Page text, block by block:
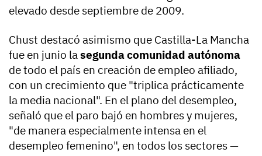
elevado desde septiembre de 2009.
Chust destacó asimismo que Castilla-La Mancha
fue en junio lasegunda comunidad autónoma
de todo el país en creación de empleo afiliado,
con un crecimiento que "triplica prácticamente
la media nacional". En el plano del desempleo,
señaló que el paro bajó en hombres y mujeres,
"de manera especialmente intensa en el
desempleo femenino", en todos los sectores —